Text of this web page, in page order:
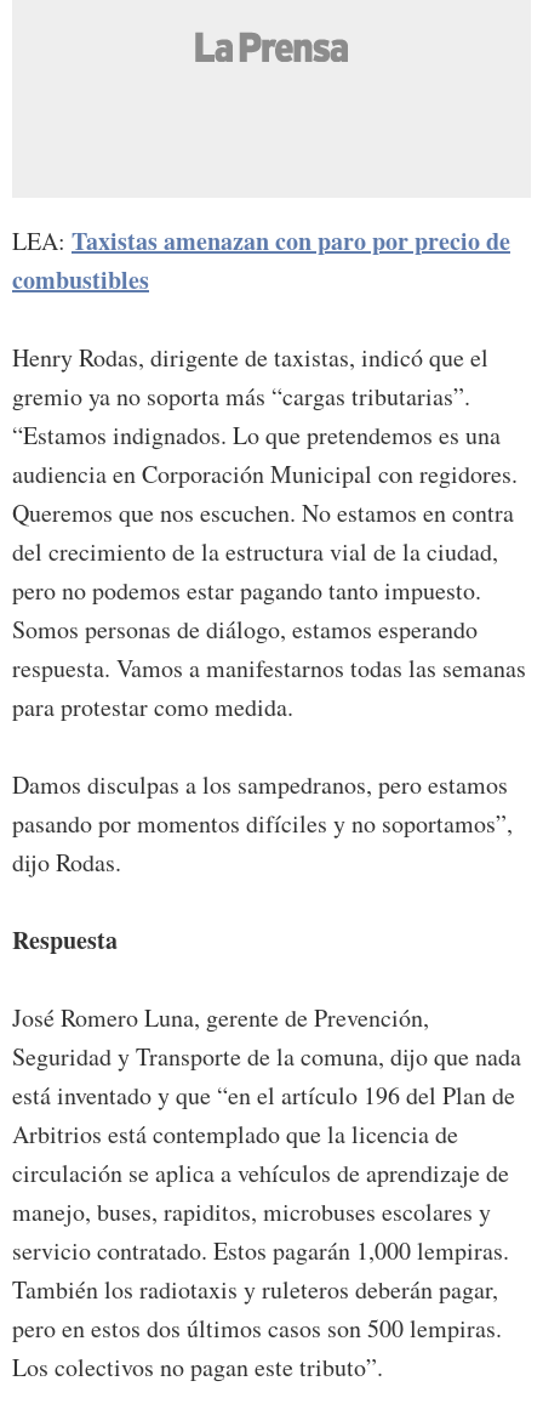
LEA: Taxistas amenazan con paro por precio de
combustibles
Henry Rodas, dirigente de taxistas, indicó que el
gremio ya no soporta más “cargas tributarias”.
“Estamos indignados. Lo que pretendemos es una
audiencia en Corporación Municipal con regidores.
Queremos que nos escuchen. No estamos en contra
del crecimiento de la estructura vial de la ciudad,
pero no podemos estar pagando tanto impuesto.
Somos personas de diálogo, estamos esperando
respuesta. Vamos a manifestarnos todas las semanas
para protestar como medida.
Damos disculpas a los sampedranos, pero estamos
pasando por momentos difíciles y no soportamos”,
dijo Rodas.
Respuesta
José Romero Luna, gerente de Prevención,
Seguridad y Transporte de la comuna, dijo que nada
está inventado y que “en el artículo 196 del Plan de
Arbitrios está contemplado que la licencia de
circulación se aplica a vehículos de aprendizaje de
manejo, buses, rapiditos, microbuses escolares y
servicio contratado. Estos pagarán 1,000 lempiras.
También los radiotaxis y ruleteros deberán pagar,
pero en estos dos últimos casos son 500 lempiras.
Los colectivos no pagan este tributo”.